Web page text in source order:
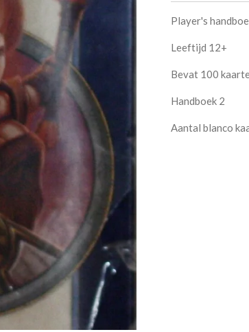
Player's
Leeftijd 12+
Bevat 100
Handboek 2
Aantal blanco